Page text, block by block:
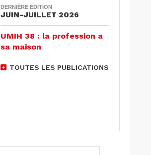
DERNIÈRE ÉDITION
JUIN-JUILLET 2026
UMIH 38 : la profession a
sa maison
TOUTES LES PUBLICATIONS